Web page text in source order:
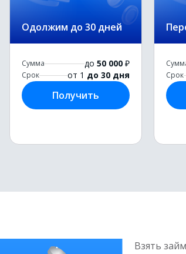
Одолжим до 30 дней
Сумма до 50 000 ₽
Срок от 1 до 30 дня
Получить
Срок
Взять